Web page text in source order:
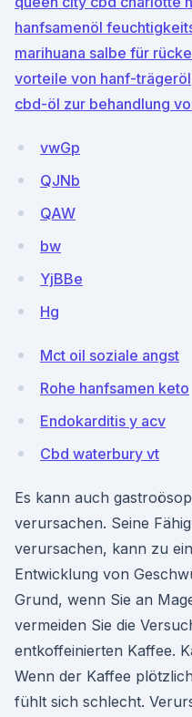
hanfsamenöl
marihuana salbe für
vorteile von hanf-trägeröl
cbd-öl zur behandlung
vwGp
QJNb
QAW
bw
YjBBe
Hg
Mct oil soziale angst
Rohe hanfsamen keto
Endokarditis y acv
Cbd waterbury vt
Es kann auch
verursachen. Seine
verursachen, kann zu
Entwicklung von
Grund, wenn Sie an
vermeiden Sie die
entkoffeinierten Kaffee.
Wenn der Kaffee
fühlt sich schlecht.